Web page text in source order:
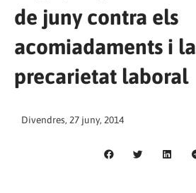
de juny contra els
acomiadaments i la
precarietat laboral
Divendres, 27 juny, 2014